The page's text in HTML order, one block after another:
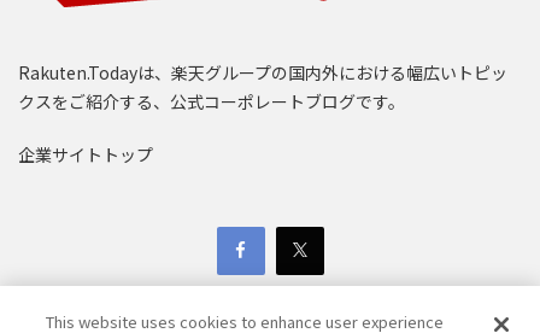
Rakuten.Todayは、楽天グループの国内外における幅広いトピッ
クスをご紹介する、公式コーポレートブログです。
企業サイトトップ
This website uses cookies to enhance user experience